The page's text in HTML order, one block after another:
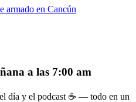
armado en Cancún
a las 7:00 am
día y el podcast ☕ — todo en un